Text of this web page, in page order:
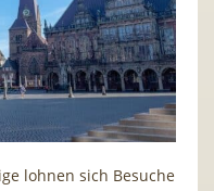
lohnen sich Besuche